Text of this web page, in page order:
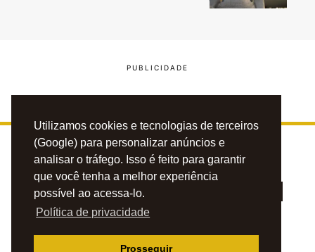
Utilizamos cookies e tecnologias de terceiros
(Google) para personalizar anúncios e
analisar o tráfego. Isso é feito para garantir
que você tenha a melhor experiência
possível ao acessa-lo.
Política de privacidade
Prosseguir
PRIVACIDADE CONTATO